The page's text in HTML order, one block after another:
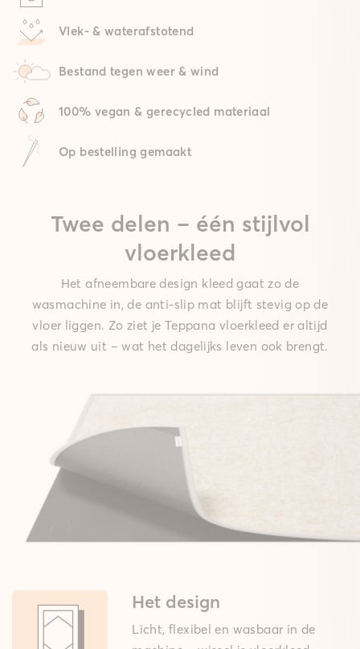
Vlek- & waterafstotend
Bestand tegen weer & wind
100% vegan & gerecycled materiaal
Op bestelling gemaakt
Twee delen – één stijlvol
vloerkleed
Het afneembare design kleed gaat zo de
wasmachine in, de anti-slip mat blijft stevig op de
vloer liggen. Zo ziet je Teppana vloerkleed er altijd
als nieuw uit – wat het dagelijks leven ook brengt.
Het design
Licht, flexibel en wasbaar in de